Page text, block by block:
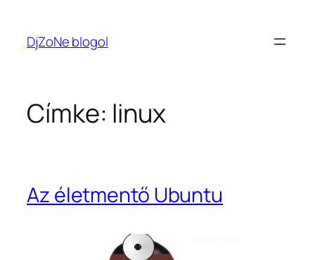
tartalomhoz
DjZoNe blogol
Címke: linux
Az életmentő Ubuntu